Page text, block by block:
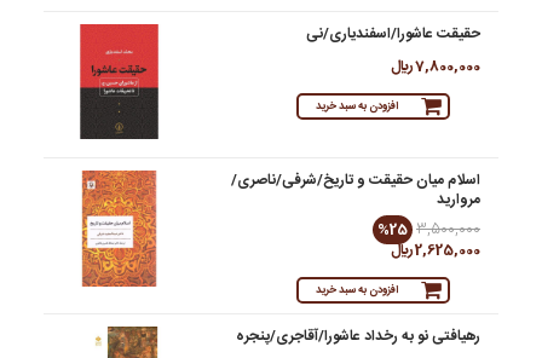
حقیقت عاشورا/اسفندیاری/نی
7,800,000 ريال
افزودن به سبد خرید
اسلام میان حقیقت و تاریخ/شرفی/ناصری/
مروارید
3,500,000
%25
2,625,000 ريال
افزودن به سبد خرید
رهیافتی نو به رخداد عاشورا/آقاجری/پنجره